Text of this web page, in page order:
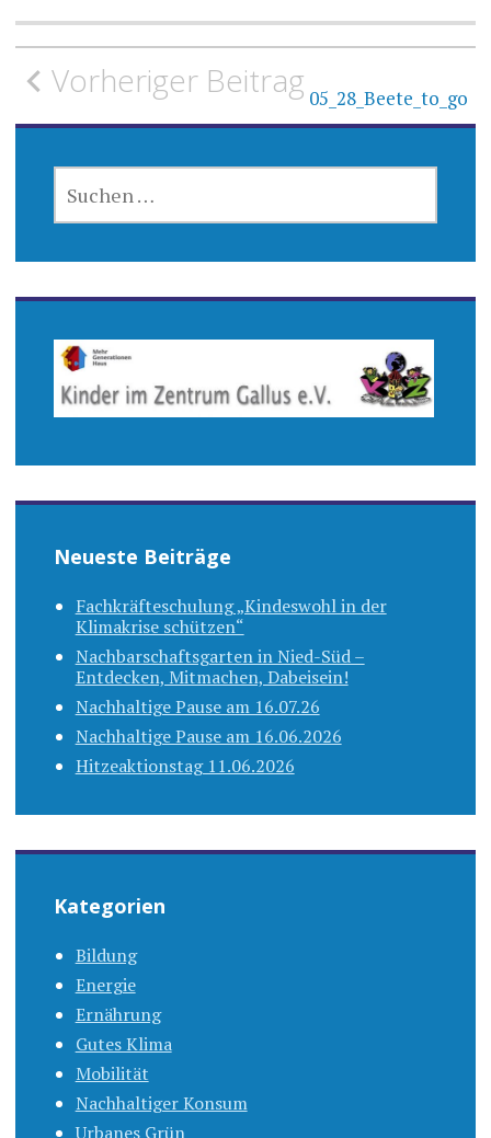
Beitragsnavigation
Vorheriger Beitrag 05_28_Beete_to_go
NACH:
Neueste Beiträge
Fachkräfteschulung „Kindeswohl in der
Klimakrise schützen“
Nachbarschaftsgarten in Nied-Süd –
Entdecken, Mitmachen, Dabeisein!
Nachhaltige Pause am 16.07.26
Nachhaltige Pause am 16.06.2026
Hitzeaktionstag 11.06.2026
Kategorien
Bildung
Energie
Ernährung
Gutes Klima
Mobilität
Nachhaltiger Konsum
Urbanes Grün